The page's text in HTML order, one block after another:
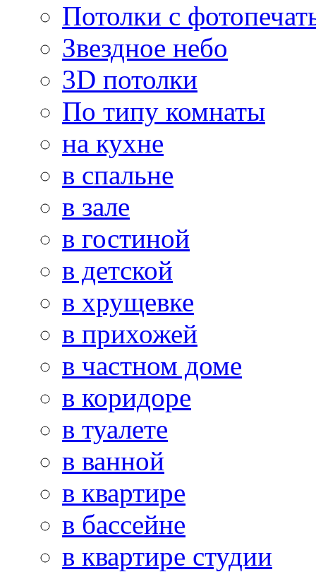
Потолки с
Звездное небо
3D потолки
По типу комнаты
на кухне
в спальне
в зале
в гостиной
в детской
в хрущевке
в прихожей
в частном доме
в коридоре
в туалете
в ванной
в квартире
в бассейне
в квартире студии